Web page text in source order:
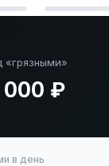
«грязными»
000 ₽
в день